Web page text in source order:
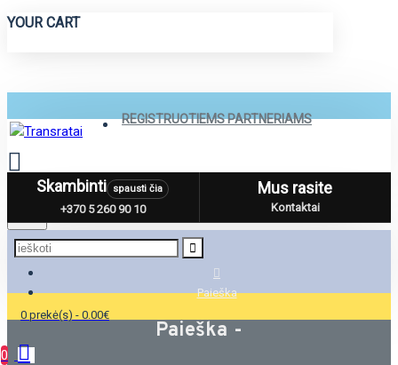
YOUR CART
REGISTRUOTIEMS PARTNERIAMS
Menu
0 prekė(s) - 0.00€
0
Skambinti spausti čia
+370 5 260 90 10
Mus rasite
Kontaktai
Paieška
Paieška -